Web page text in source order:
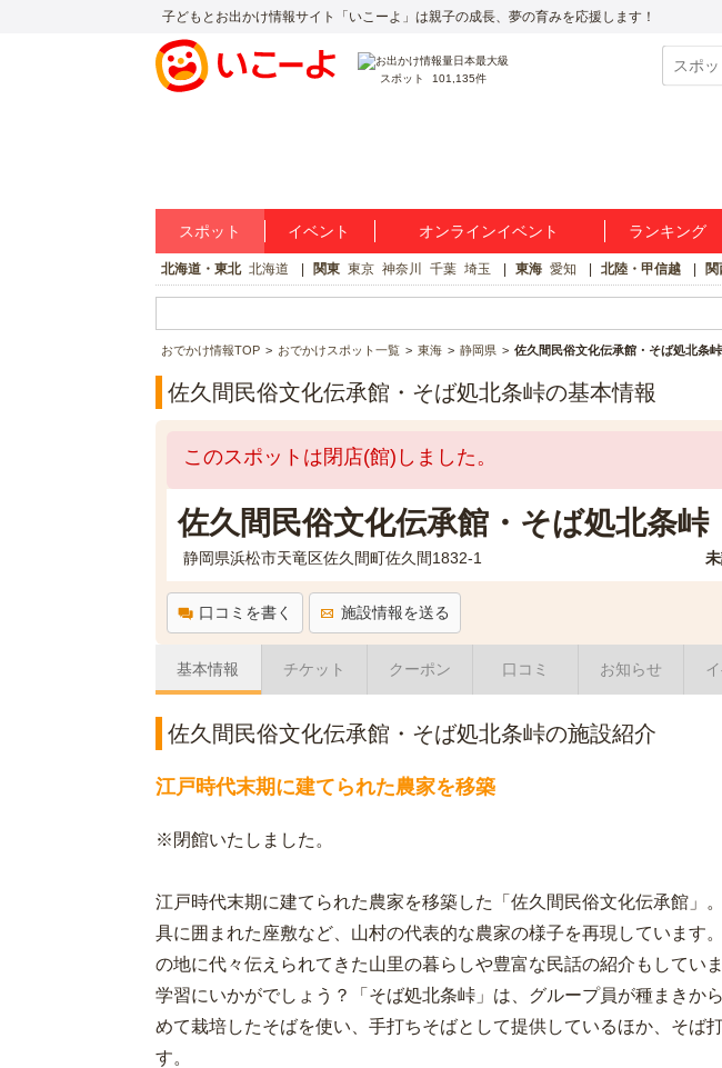
子どもとお出かけ情報サイト「いこーよ」は親子の成長、夢の育みを応援します！
スポット 101,135件
スポット イベント オンラインイベント ランキング
北海道・東北 北海道 関東 東京 神奈川 千葉 埼玉 東海 愛知 北陸・甲信越 関
おでかけ情報TOP おでかけスポット一覧 東海 静岡県 佐久間民俗文化伝承館・そば処北条峠
佐久間民俗文化伝承館・そば処北条峠の基本情報
このスポットは閉店(館)しました。
佐久間民俗文化伝承館・そば処北条峠
静岡県浜松市天竜区佐久間町佐久間1832-1
口コミを書く 施設情報を送る
基本情報 チケット クーポン 口コミ お知らせ
佐久間民俗文化伝承館・そば処北条峠の施設紹介
江戸時代末期に建てられた農家を移築
※閉館いたしました。
江戸時代末期に建てられた農家を移築した「佐久間民俗文化伝承館」
具に囲まれた座敷など、山村の代表的な農家の様子を再現しています
の地に代々伝えられてきた山里の暮らしや豊富な民話の紹介もしてい
学習にいかがでしょう？「そば処北条峠」は、グループ員が種まきか
めて栽培したそばを使い、手打ちそばとして提供しているほか、そば
す。